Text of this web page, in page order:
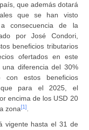
que además dotará
que se han visto
consecuencia de la
por José Condori,
beneficios tributarios
ofertados en este
una diferencia del 30%
con estos beneficios
que para el 2025, el
encima de los USD 20
zona[1]
vigente hasta el 31 de